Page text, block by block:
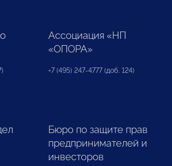
Ассоциация «НП
«ОПОРА»
+7 (495) 247-4777 (доб. 124)
Бюро по защите прав
предпринимателей и
инвесторов